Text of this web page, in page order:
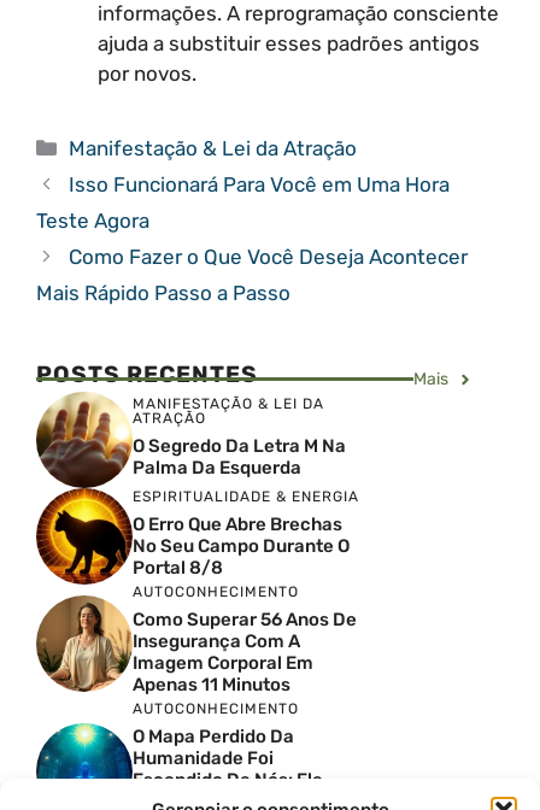
informações. A reprogramação consciente
ajuda a substituir esses padrões antigos
por novos.
Categorias
Manifestação & Lei da Atração
Isso Funcionará Para Você em Uma Hora
Teste Agora
Como Fazer o Que Você Deseja Acontecer
Mais Rápido Passo a Passo
POSTS RECENTES Mais
MANIFESTAÇÃO & LEI DA
ATRAÇÃO
O Segredo Da Letra M Na
Palma Da Esquerda
ESPIRITUALIDADE & ENERGIA
O Erro Que Abre Brechas
No Seu Campo Durante O
Portal 8/8
AUTOCONHECIMENTO
Como Superar 56 Anos De
Insegurança Com A
Imagem Corporal Em
Apenas 11 Minutos
AUTOCONHECIMENTO
O Mapa Perdido Da
Humanidade Foi
Escondido De Nós: Ele
Revela O Que Acontece A